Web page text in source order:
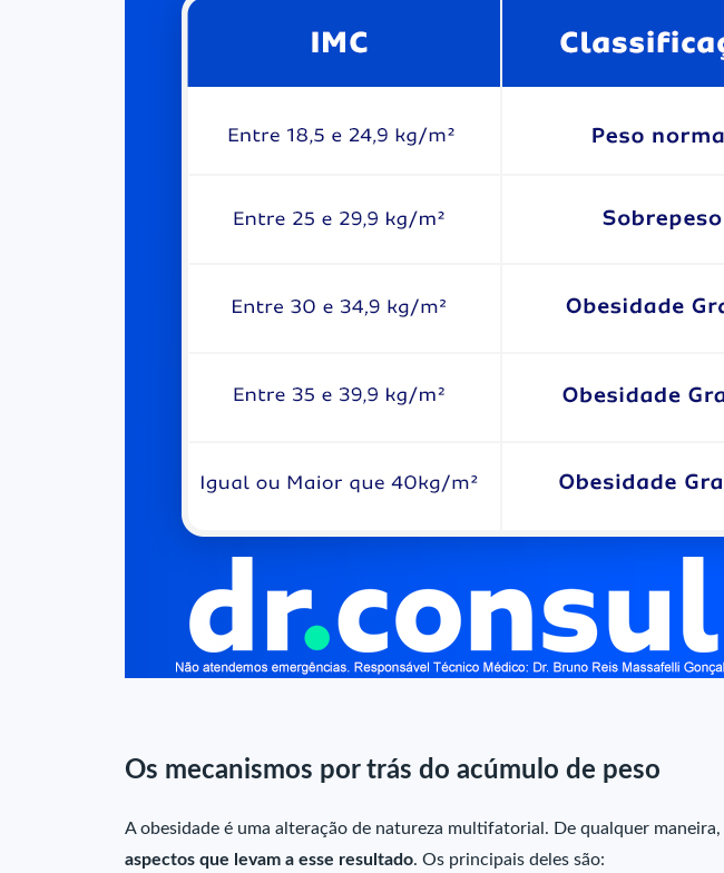
Os mecanismos por trás do acúmulo de peso
A obesidade é uma alteração de natureza multifatorial. De qualquer maneira,
aspectos que levam a esse resultado. Os principais deles são: